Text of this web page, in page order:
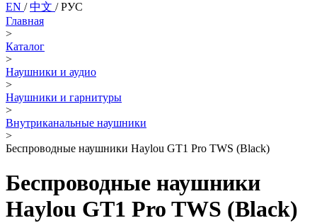
EN /中文 /РУС
Главная
>
Каталог
>
Наушники и аудио
>
Наушники и гарнитуры
>
Внутриканальные наушники
>
Беспроводные наушники Haylou GT1 Pro TWS (Black)
Беспроводные наушники
Haylou GT1 Pro TWS (Black)